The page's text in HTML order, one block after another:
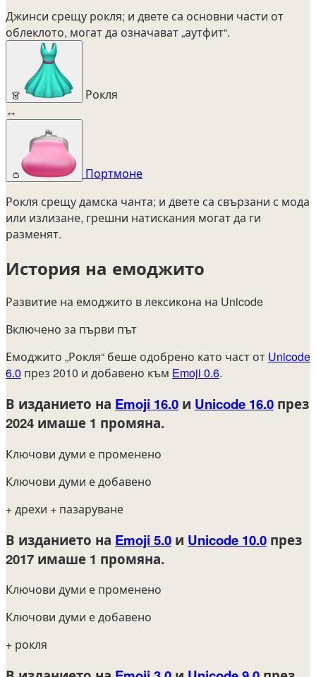
Джинси срещу рокля; и двете са основни части от
облеклото, могат да означават „аутфит“.
👗
Рокля
↔
👛
Портмоне
Рокля срещу дамска чанта; и двете са свързани с мода
или излизане, грешни натискания могат да ги
разменят.
История на емоджито
Развитие на емоджито в лексикона на Unicode
Включено за първи път
Емоджито „Рокля“ беше одобрено като част от Unicode
6.0 през 2010 и добавено към Emoji 0.6.
В изданието на Emoji 16.0 и Unicode 16.0 през
2024 имаше 1 промяна.
Ключови думи е променено
Ключови думи е добавено
+ дрехи + пазаруване
В изданието на Emoji 5.0 и Unicode 10.0 през
2017 имаше 1 промяна.
Ключови думи е променено
Ключови думи е добавено
+ рокля